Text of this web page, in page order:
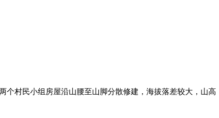
个村民小组房屋沿山腰至山脚分散修建，海拔落差较大，山高